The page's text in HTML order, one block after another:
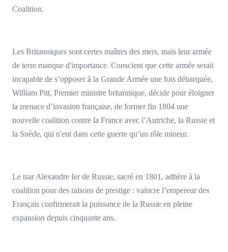
Coalition.
Les Britanniques sont certes maîtres des mers, mais leur armée
de terre manque d'importance. Conscient que cette armée serait
incapable de s’opposer à la Grande Armée une fois débarquée,
William Pitt, Premier ministre britannique, décide pour éloigner
la menace d’invasion française, de former fin 1804 une
nouvelle coalition contre la France avec l’Autriche, la Russie et
la Suède, qui n'eut dans cette guerre qu’un rôle mineur.
Le tsar Alexandre Ier de Russie, sacré en 1801, adhère à la
coalition pour des raisons de prestige : vaincre l’empereur des
Français confirmerait la puissance de la Russie en pleine
expansion depuis cinquante ans.